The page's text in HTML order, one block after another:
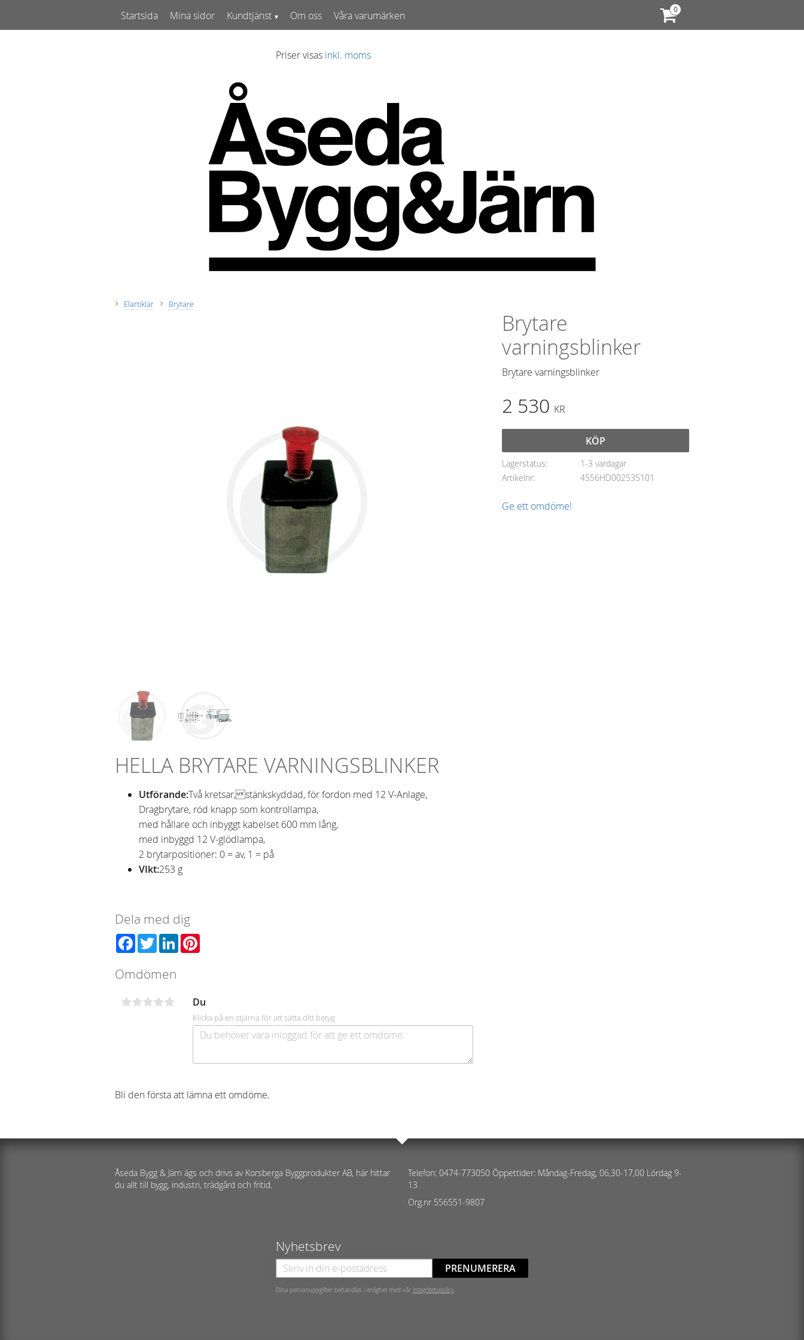
Priser visas inkl. moms
Startsida Mina sidor Kundtjänst Om oss Våra varumärken
Elartiklar Brytare
Brytare
varningsblinker
Brytare varningsblinker
2 530 KR
KÖP
Lagerstatus
1-3 vardagar
Artikelnr
4556HD002535101
Ge ett omdöme!
HELLA BRYTARE VARNINGSBLINKER
Utförande:Två kretsar, stänkskyddad, för fordon med 12 V-Anlage,
Dragbrytare, röd knapp som kontrollampa,
med hållare och inbyggt kabelset 600 mm lång,
med inbyggd 12 V-glödlampa,
2 brytarpositioner: 0 = av, 1 = på
VIkt:253 g
Dela med dig
Facebook
TwitterLinkedIn
Omdömen
Du
Klicka på en stjärna för att sätta ditt betyg
Bli den första att lämna ett omdöme.
Åseda Bygg & Järn ägs och drivs av Korsberga Byggprodukter AB, här hittar
du allt till bygg, industri, trädgård och fritid.
Telefon: 0474-773050 Öppettider: Måndag-Fredag, 06,30-17,00 Lördag 9-
13
Org.nr 556551-9807
Nyhetsbrev
PRENUMERERA
Dina personuppgifter behandlas i enlighet med vår integritetspolicy.